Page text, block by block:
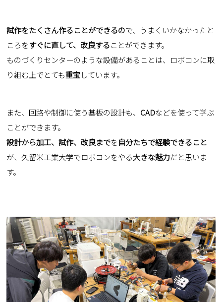
試作をたくさん作ることができるので、うまくいかなかったと
ころをすぐに直して、改良することができます。
ものづくりセンターのような設備があることは、ロボコンに取
り組む上でとても重宝しています。
また、回路や制御に使う基板の設計も、 CADなどを使って学ぶ
ことができます。
設計から加工、試作、改良までを自分たちで経験できること
が、久留米工業大学でロボコンをやる大きな魅力だと思いま
す。